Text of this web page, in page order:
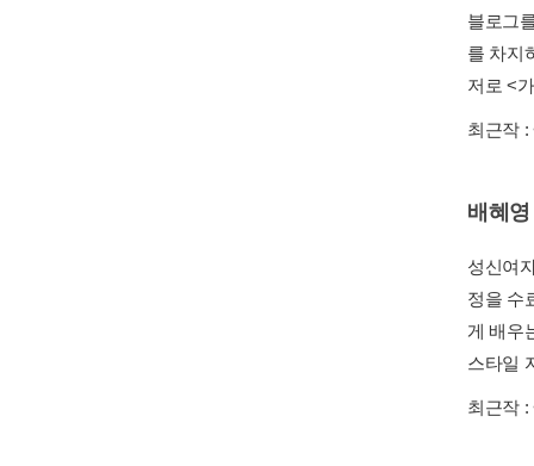
블로그
를 차지
저로 <
최근작 :
배혜영
성신여
정을 수
게 배우
스타일
최근작 :